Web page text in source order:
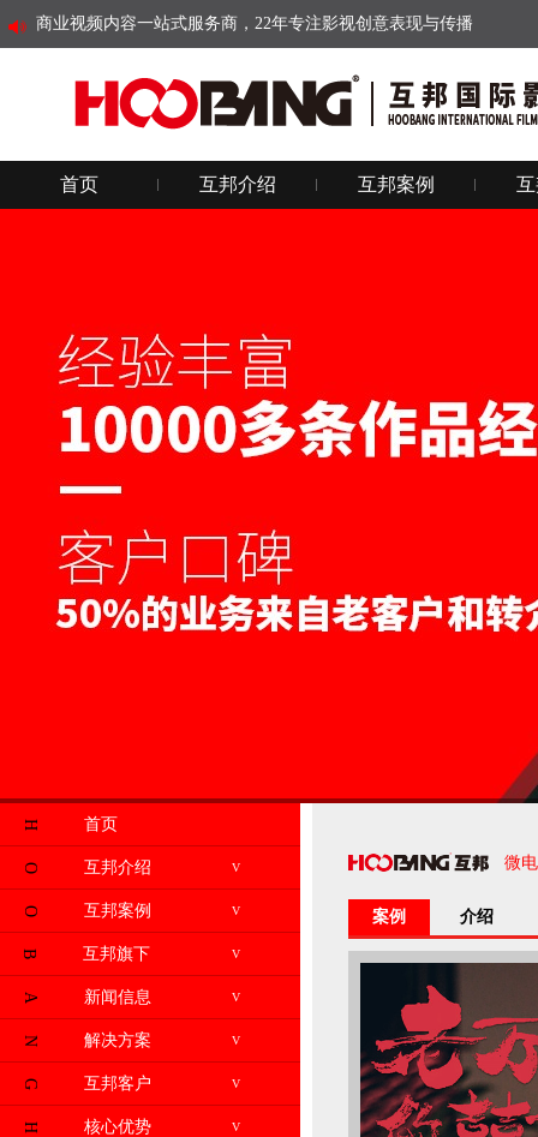
商业视频内容一站式服务商，22年专注影视创意表现与传播
首页 互邦介绍 互邦案例
H 首页
O V
互邦介绍
O V
互邦案例
B V
互邦旗下
A V
新闻信息
N V
解决方案
G V
互邦客户
H V
核心优势
微
案例 介绍